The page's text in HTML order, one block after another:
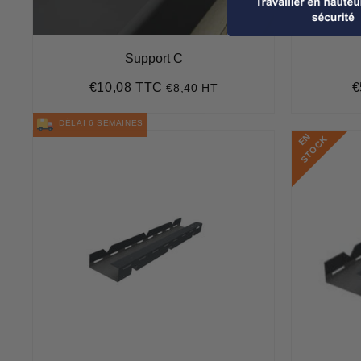
Support C
Prix
€10,08 TTC€10,08
€8,40 HT
DÉLAI 6 SEMAINES
E
N
S
T
O
C
K